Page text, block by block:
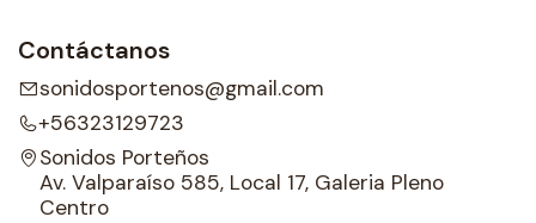
Contáctanos
sonidosportenos@gmail.com
+56323129723
Sonidos Porteños
Av. Valparaíso 585, Local 17, Galeria Pleno
Centro